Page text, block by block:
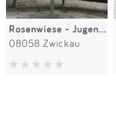
Rosenwiese - Jugendtreff
08058 Zwickau